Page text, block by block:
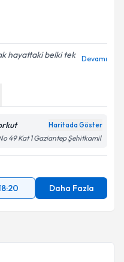
hayattaki belki tek
Devamı
Haritada Göster
49 Kat 1 Gaziantep Şehitkamil
Daha Fazla